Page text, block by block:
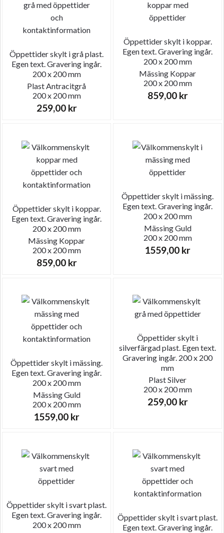
Öppettider skylt i grå plast.
Egen text. Gravering ingår.
200 x 200 mm
Plast Antracitgrå
200 x 200 mm
259,00 kr
Öppettider skylt i koppar.
Egen text. Gravering ingår.
200 x 200 mm
Mässing Koppar
200 x 200 mm
859,00 kr
Öppettider skylt i koppar.
Egen text. Gravering ingår.
200 x 200 mm
Mässing Koppar
200 x 200 mm
859,00 kr
Öppettider skylt i mässing.
Egen text. Gravering ingår.
200 x 200 mm
MässingGuld
200 x 200 mm
1559,00 kr
Öppettider skylt i mässing.
Egen text. Gravering ingår.
200 x 200 mm
MässingGuld
200 x 200 mm
1559,00 kr
Öppettider skylt i
silverfärgad plast. Egen text.
Gravering ingår. 200 x 200
mm
PlastSilver
200 x 200 mm
259,00 kr
Öppettider skylt i svart plast.
Egen text. Gravering ingår.
200 x 200 mm
Öppettider skylt i svart plast.
Egen text. Gravering ingår.